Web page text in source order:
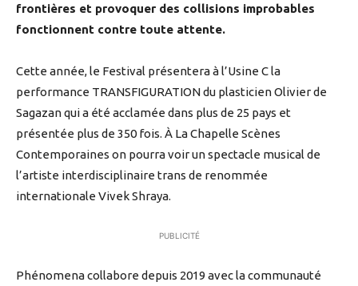
frontières et provoquer des collisions improbables
fonctionnent contre toute attente.
Cette année, le Festival présentera à l’Usine C la
performance TRANSFIGURATION du plasticien Olivier de
Sagazan qui a été acclamée dans plus de 25 pays et
présentée plus de 350 fois. À La Chapelle Scènes
Contemporaines on pourra voir un spectacle musical de
l’artiste interdisciplinaire trans de renommée
internationale Vivek Shraya.
PUBLICITÉ
Phénomena collabore depuis 2019 avec la communauté